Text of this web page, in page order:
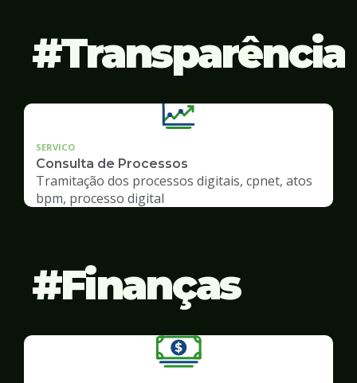
Transparência
SERVICO
Consulta de Processos
Tramitação dos processos digitais, cpnet, atos
bpm, processo digital
Finanças